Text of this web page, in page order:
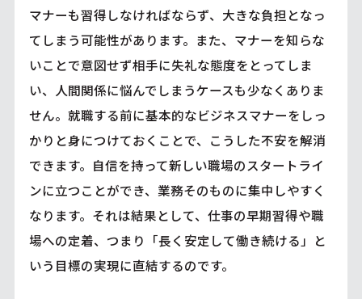
マナーも習得しなければならず、大きな負担となっ
てしまう可能性があります。また、マナーを知らな
いことで意図せず相手に失礼な態度をとってしま
い、人間関係に悩んでしまうケースも少なくありま
せん。就職する前に基本的なビジネスマナーをしっ
かりと身につけておくことで、こうした不安を解消
できます。自信を持って新しい職場のスタートライ
ンに立つことができ、業務そのものに集中しやすく
なります。それは結果として、仕事の早期習得や職
場への定着、つまり「長く安定して働き続ける」と
いう目標の実現に直結するのです。